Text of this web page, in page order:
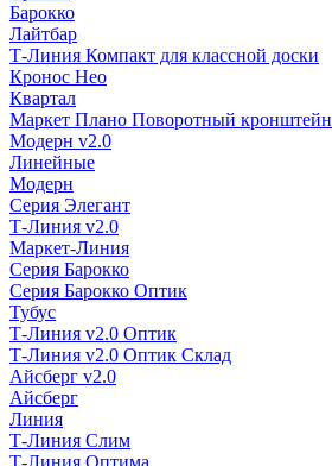
Барокко
Лайтбар
Т-Линия Компакт для классной доски
Кронос Нео
Квартал
Маркет Плано Поворотный кронштейн
Модерн v2.0
Линейные
Модерн
Серия Элегант
Т-Линия v2.0
Маркет-Линия
Серия Барокко
Серия Барокко Оптик
Тубус
Т-Линия v2.0 Оптик
Т-Линия v2.0 Оптик Склад
Айсберг v2.0
Айсберг
Линия
Т-Линия Слим
Т-Линия Оптима